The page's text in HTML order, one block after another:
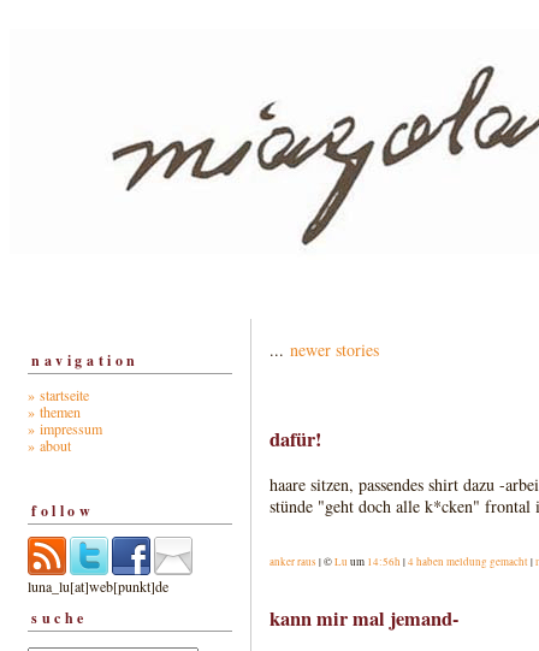
navigation
» startseite
» themen
» impressum
» about
follow
luna_lu[at]web[punkt]de
suche
... newer stories
dafür!
haare sitzen, passendes shirt dazu -
stünde "geht doch alle k*cken" frontal
anker raus | ©Lu um 14:56h |4 haben meldung gemacht|
kann mir mal jemand-